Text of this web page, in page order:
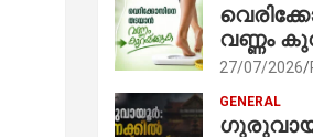
വണ്ണം
27/07/2026
GENERAL